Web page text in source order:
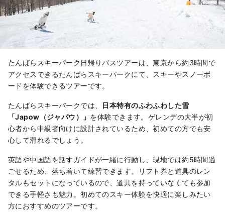
たんばらスキーパーク日帰りバスツアーは、東京から約3時間で
アクセスできるたんばらスキーパークにて、スキーやスノーボ
ードを体験できるツアーです。
たんばらスキーパークでは、 日本特有のふわふわした雪
「Japow（ジャパウ）」 を体験できます。ゲレンデの大半が初
心者から中級者向けに設計されているため、初めての方でも安
心して滑れるでしょう。
英語や中国語を話すガイドが一緒に行動し、現地では約5時間過
ごせるため、落ち着いて練習できます。リフト券と道具のレン
タルもセットになっているので、道具を持っていなくても参加
できる手軽さも魅力。初めてのスキー体験を快適に楽しみたい
方におすすめのツアーです。